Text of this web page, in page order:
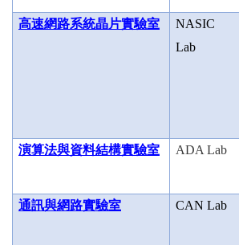
高速網路系統晶片實驗室
NASIC
Lab
演算法與資料結構實驗室 ADA Lab
通訊與網路實驗室 CAN Lab